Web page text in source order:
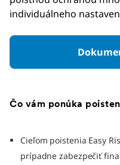
individuálneho
Čo vám ponúka
Cieľom poistenia Easy
prípadne zabezpečiť